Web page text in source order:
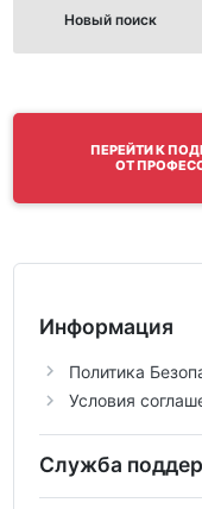
Новый поиск
ПЕРЕЙТИ К
ОТ
Информация
Политика
Условия
Служба